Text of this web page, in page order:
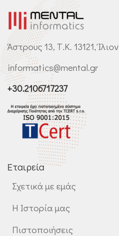
Άστρους 13, Τ.Κ. 13121, Ίλιον
informatics@mental.gr
+30.2106717237
Εταιρεία
Σχετικά με εμάς
Η Ιστορία μας
Πιστοποιήσεις